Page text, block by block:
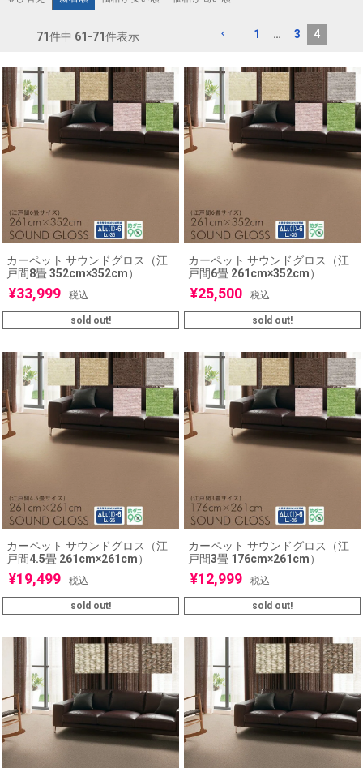
71件中 61 -71件表示 1 … 3 4
カーペット サウンドグロス（江
戸間8畳 352cm×352cm）
¥33,999 税込
sold out!
カーペット サウンドグロス（江
戸間6畳 261cm×352cm）
¥25,500 税込
sold out!
カーペット サウンドグロス（江
戸間4.5畳 261cm×261cm）
¥19,499 税込
sold out!
カーペット サウンドグロス（江
戸間3畳 176cm×261cm）
¥12,999 税込
sold out!